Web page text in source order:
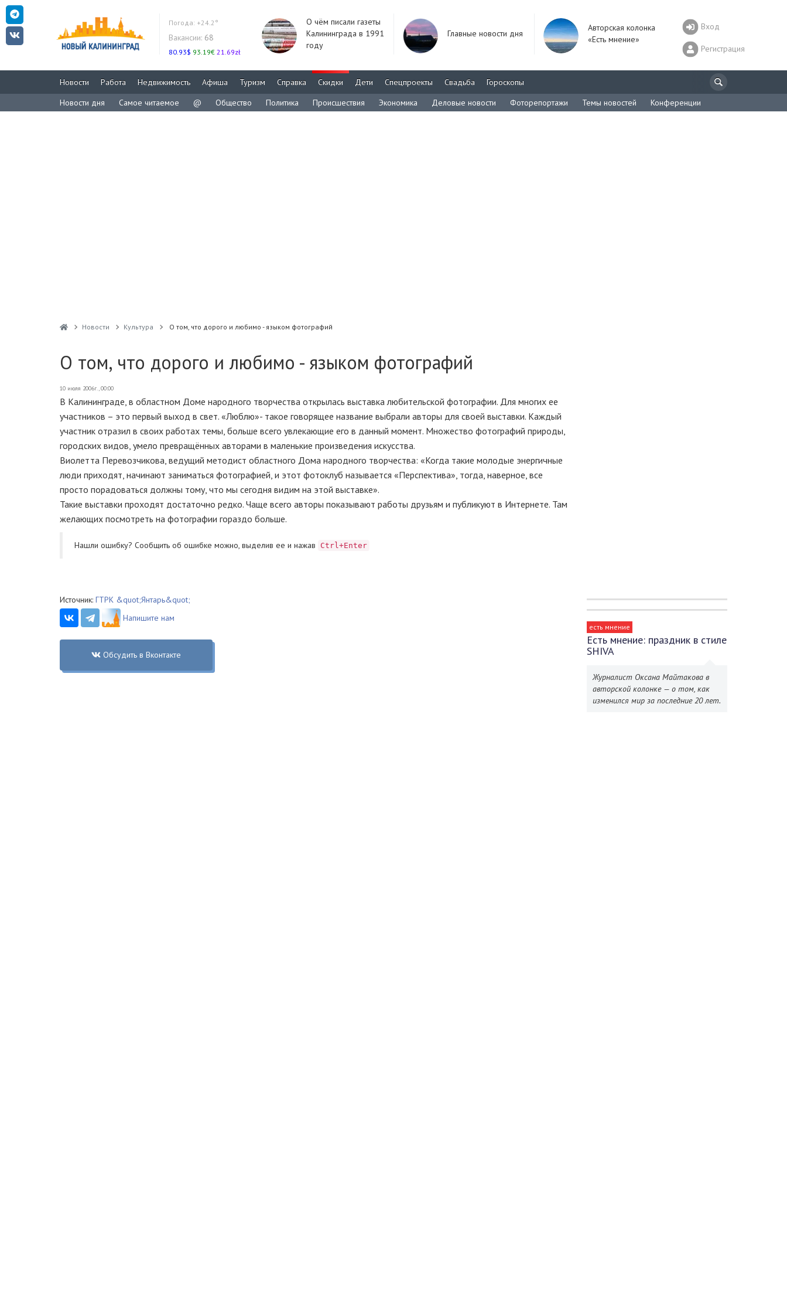
Погода: +24.2°
Вакансии: 68
80.93$ 93.19€ 21.69zł
О чём писали газеты
Калининграда в 1991
году
Главные новости дня
Авторская колонка
«Есть мнение»
Вход
Регистрация
Новости Работа Недвижимость Афиша Туризм Справка Скидки Дети Спецпроекты Свадьба
Гороскопы
Новости дня
Самое читаемое @ Общество Политика Происшествия Экономика Деловые новости Фоторепортажи Темы новостей Конференции
Новости Культура О том, что дорого и любимо - языком фотографий
О том, что дорого и любимо - языком фотографий
10 июля 2006г., 00:00
В Калининграде, в областном Доме народного творчества открылась выставка любительской фотографии. Для многих ее
участников – это первый выход в свет. «Люблю»- такое говорящее название выбрали авторы для своей выставки. Каждый
участник отразил в своих работах темы, больше всего увлекающие его в данный момент. Множество фотографий природы,
городских видов, умело превращённых авторами в маленькие произведения искусства.
Виолетта Перевозчикова, ведущий методист областного Дома народного творчества: «Когда такие молодые энергичные
люди приходят, начинают заниматься фотографией, и этот фотоклуб называется «Перспектива», тогда, наверное, все
просто порадоваться должны тому, что мы сегодня видим на этой выставке».
Такие выставки проходят достаточно редко. Чаще всего авторы показывают работы друзьям и публикуют в Интернете. Там
желающих посмотреть на фотографии гораздо больше.
Нашли ошибку? Cообщить об ошибке можно, выделив ее и нажав Ctrl+Enter
Источник: ГТРК &quot;Янтарь&quot;
Напишите нам
Обсудить в Вконтакте
есть мнение
Есть мнение: праздник в стиле
SHIVA
Журналист Оксана Майтакова в
авторской колонке — о том, как
изменился мир за последние 20 лет.